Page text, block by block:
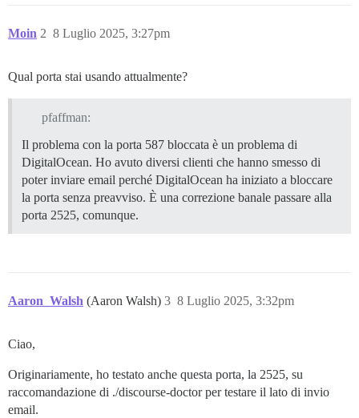
Moin 8 Luglio 2025, 3:27pm
2
Qual porta stai usando attualmente?
pfaffman:
Il problema con la porta 587 bloccata è un problema di
DigitalOcean. Ho avuto diversi clienti che hanno smesso di
poter inviare email perché DigitalOcean ha iniziato a bloccare
la porta senza preavviso. È una correzione banale passare alla
porta 2525, comunque.
Aaron_Walsh (Aaron Walsh) 8 Luglio 2025, 3:32pm
3
Ciao,
Originariamente, ho testato anche questa porta, la 2525, su
raccomandazione di ./discourse-doctor per testare il lato di invio
email.